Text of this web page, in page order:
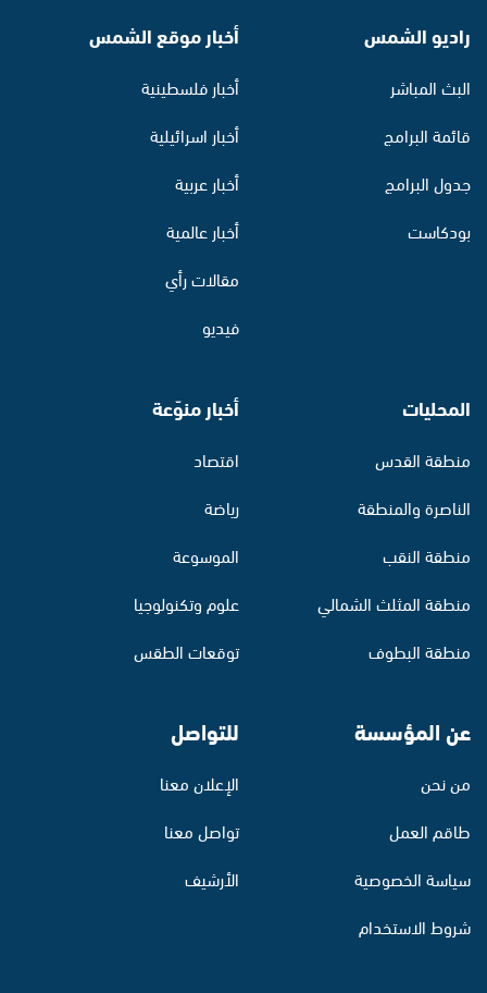
راديو الشمس
البث المباشر
قائمة البرامج
جدول البرامج
بودكاست
أخبار موقع الشمس
أخبار فلسطينية
أخبار اسرائيلية
أخبار عربية
أخبار عالمية
مقالات رأي
فيديو
المحليات
منطقة القدس
الناصرة والمنطقة
منطقة النقب
منطقة المثلث الشمالي
منطقة البطوف
أخبار منوّعة
اقتصاد
رياضة
الموسوعة
علوم وتكنولوجيا
توقعات الطقس
عن المؤسسة
من نحن
طاقم العمل
سياسة الخصوصية
شروط الاستخدام
للتواصل
الإعلان معنا
تواصل معنا
الأرشيف